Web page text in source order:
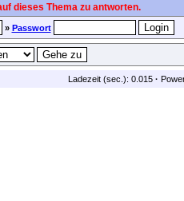
dieses Thema zu antworten.
» Passwort
Ladezeit (sec.): 0.015 ·